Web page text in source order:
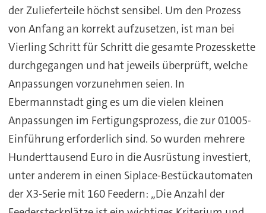
der Zulieferteile höchst sensibel. Um den Prozess
von Anfang an korrekt aufzusetzen, ist man bei
Vierling Schritt für Schritt die gesamte Prozesskette
durchgegangen und hat jeweils überprüft, welche
Anpassungen vorzunehmen seien. In
Ebermannstadt ging es um die vielen kleinen
Anpassungen im Fertigungsprozess, die zur 01005-
Einführung erforderlich sind. So wurden mehrere
Hunderttausend Euro in die Ausrüstung investiert,
unter anderem in einen Siplace-Bestückautomaten
der X3-Serie mit 160 Feedern: „Die Anzahl der